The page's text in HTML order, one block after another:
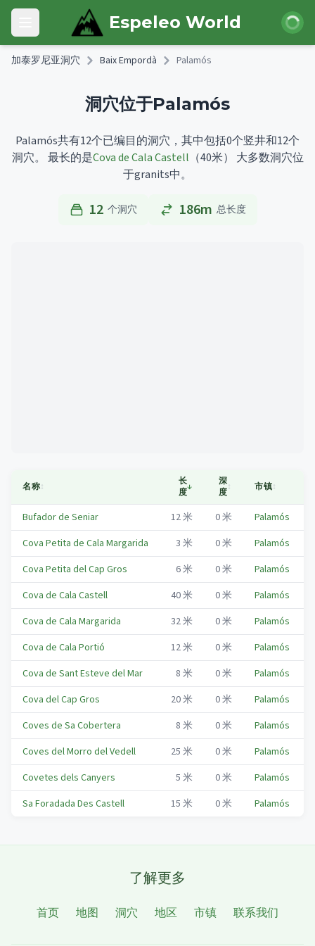
Skip to main content
Open main menu Espeleo World 登录
加泰罗尼亚洞穴 Baix Empordà Palamós
洞穴位于Palamós
Palamós共有12个已编目的洞穴，其中包括0个竖井和12个
洞穴。
最长的是Cova de Cala Castell （40米）
大多数洞穴位
于granits中。
12 个洞穴 186m 总长度
名称↕
长
度↓
深
度↕ 市镇↕
Bufador de Seniar 12米 0米 Palamós
Cova Petita de Cala Margarida
3 米 0米 Palamós
Cova Petita del Cap Gros
6米 0米 Palamós
Cova de Cala Castell
40米 0米 Palamós
Cova de Cala Margarida
32米 0米 Palamós
Cova de Cala Portió
12米 0米 Palamós
Cova de Sant Esteve del Mar
8 米 0米 Palamós
Cova del Cap Gros
20米 0米 Palamós
Coves de Sa Cobertera
8 米 0米 Palamós
Coves del Morro del Vedell
25 米 0米 Palamós
Covetes dels Canyers
5 米 0米 Palamós
Sa Foradada Des Castell
15 米 0米 Palamós
了解更多
首页 地图 洞穴 地区 市镇 联系我们